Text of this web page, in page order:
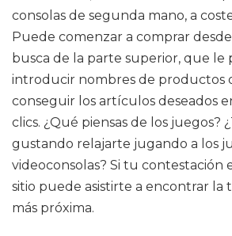
consolas de segunda mano, a
Puede comenzar a comprar
busca de la parte superior, que le
introducir nombres de productos
conseguir los artículos deseados
clics. ¿Qué piensas de los juegos?
gustando relajarte jugando a los
videoconsolas? Si tu contestación
sitio puede asistirte a encontrar la
más próxima.